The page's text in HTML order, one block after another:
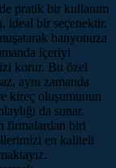
pratik bir kullanım
ideal bir seçenektir.
banyonuza
içeriyi
korur. Bu özel
aynı zamanda
kireç oluşumunun
da sunar.
firmalardan biri
en kaliteli